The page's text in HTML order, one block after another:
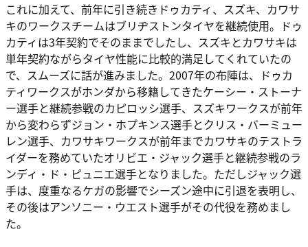
これに加えて、前年に引き続きドゥカティ、スズキ、カワサ
キのワークスチームはブリヂストンタイヤを継続使用。ドゥ
カティは3年契約でそのままでしたし、スズキとカワサキは
単年契約ながらタイヤ性能に比較的満足してくれていたの
で、スムーズに話が進みました。2007年の布陣は、ドゥカ
ティワークスがホンダから移籍してきたケーシー・ストーナ
ー選手と継続参戦のカピロッシ選手、スズキワークスが前年
から変わらずジョン・ホプキンス選手とクリス・バーミュー
レン選手、カワサキワークスが前年までカワサキのテストラ
イダーを務めていたオリビエ・ジャック選手と継続参戦のラ
ンディ・ド・ピュニエ選手となりました。ただしジャック選
手は、度重なるケガの影響でシーズン途中に引退を表明し、
その後はアンソニー・ウエスト選手がその代役を務めまし
た。